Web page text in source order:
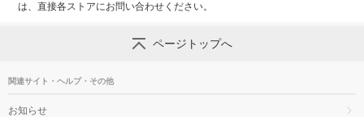
は、直接各ストアにお問い合わせください。
ページトップへ
関連サイト・ヘルプ・その他
お知らせ